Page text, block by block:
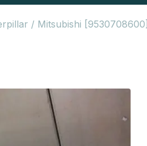
/ Mitsubishi [9530708600]